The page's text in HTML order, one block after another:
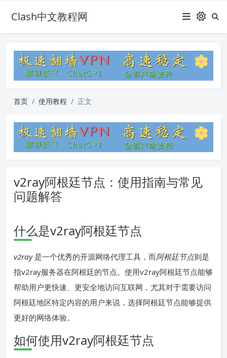
Clash中文教程网
首页 使用教程 正文
v2ray阿根廷节点：使用指南与常见
问题解答
什么是v2ray阿根廷节点
v2ray是一个优秀的开源网络代理工具，而阿根廷节点则是
指v2ray服务器在阿根廷的节点。使用v2ray阿根廷节点能够
帮助用户更快速、更安全地访问互联网，尤其对于需要访问
阿根廷地区特定内容的用户来说，选择阿根廷节点能够提供
更好的网络体验。
如何使用v2ray阿根廷节点